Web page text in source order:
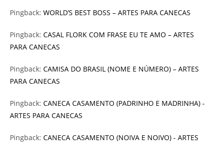
Pingback: WORLD’S BEST BOSS – ARTES PARA CANECAS
Pingback: CASAL FLORK COM FRASE EU TE AMO – ARTES
PARA CANECAS
Pingback: CAMISA DO BRASIL (NOME E NÚMERO) – ARTES
PARA CANECAS
Pingback: CANECA CASAMENTO (PADRINHO E MADRINHA) -
ARTES PARA CANECAS
Pingback: CANECA CASAMENTO (NOIVA E NOIVO) - ARTES